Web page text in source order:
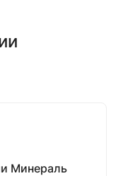
Минераль